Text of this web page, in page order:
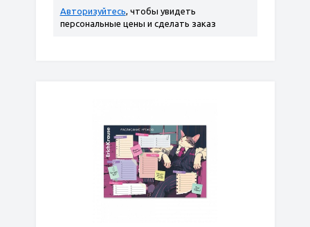
Авторизуйтесь, чтобы увидеть
персональные цены и сделать заказ